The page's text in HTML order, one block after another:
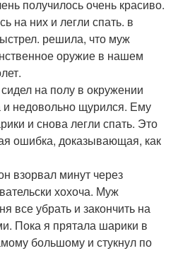
получилось очень красиво.
на них и легли спать. в
решила, что муж
оружие в нашем
на полу в окружении
недовольно щурился. Ему
и снова легли спать. Это
ошибка, доказывающая, как
взорвал минут через
хохоча. Муж
все убрать и закончить на
Пока я прятала шарики в
большому и стукнул по